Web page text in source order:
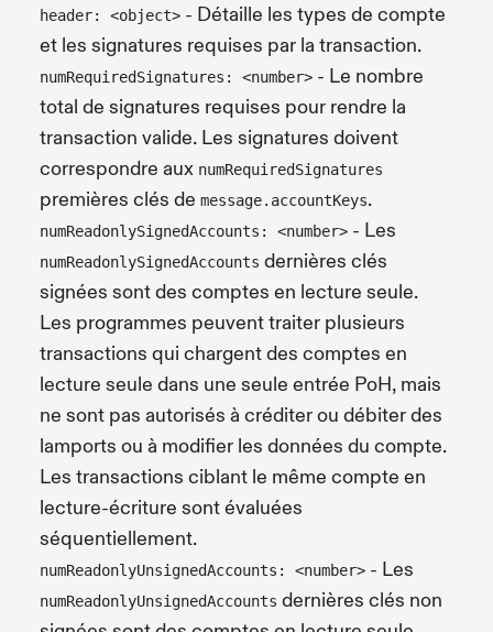
header: <object> - Détaille les types de compte
et les signatures requises par la transaction.
numRequiredSignatures: <number> - Le nombre
total de signatures requises pour rendre la
transaction valide. Les signatures doivent
correspondre aux numRequiredSignatures
premières clés de message.accountKeys.
numReadonlySignedAccounts: <number> - Les
numReadonlySignedAccounts dernières clés
signées sont des comptes en lecture seule.
Les programmes peuvent traiter plusieurs
transactions qui chargent des comptes en
lecture seule dans une seule entrée PoH, mais
ne sont pas autorisés à créditer ou débiter des
lamports ou à modifier les données du compte.
Les transactions ciblant le même compte en
lecture-écriture sont évaluées
séquentiellement.
numReadonlyUnsignedAccounts: <number> - Les
numReadonlyUnsignedAccounts dernières clés non